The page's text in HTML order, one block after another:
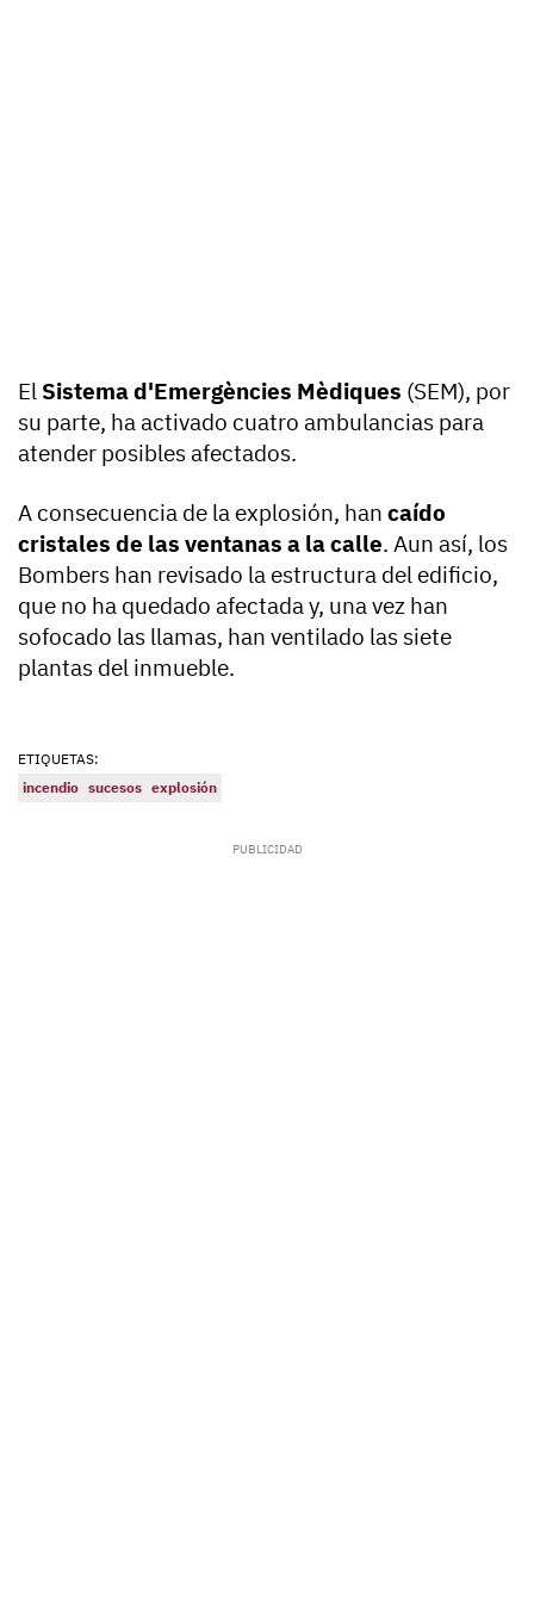
El Sistema d'Emergències Mèdiques (SEM), por
su parte, ha activado cuatro ambulancias para
atender posibles afectados.
A consecuencia de la explosión, han caído
cristales de las ventanas a la calle. Aun así, los
Bombers han revisado la estructura del edificio,
que no ha quedado afectada y, una vez han
sofocado las llamas, han ventilado las siete
plantas del inmueble.
ETIQUETAS:
incendio sucesos explosión